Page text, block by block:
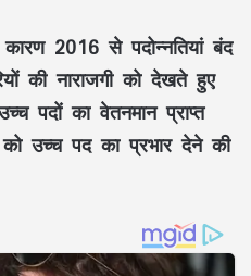
2016 से पदोन्नतियां बंद
की नाराजगी को देखते हुए
पदों का वेतनमान प्राप्त
को उच्च पद का प्रभार देने की